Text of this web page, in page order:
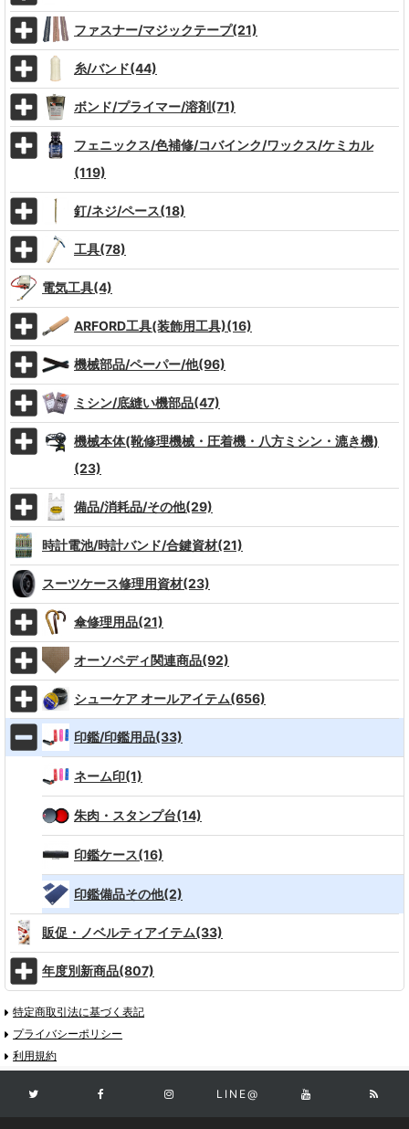
ファスナー/マジックテープ(21)
糸/バンド(44)
ボンド/プライマー/溶剤(71)
フェニックス/色補修/コバインク/ワックス/ケミカル
(119)
釘/ネジ/ペース(18)
工具(78)
電気工具(4)
ARFORD工具(装飾用工具)(16)
機械部品/ペーパー/他(96)
ミシン/底縫い機部品(47)
機械本体(靴修理機械・圧着機・八方ミシン・漉き機)
(23)
備品/消耗品/その他(29)
時計電池/時計バンド/合鍵資材(21)
スーツケース修理用資材(23)
傘修理用品(21)
オーソペディ関連商品(92)
シューケア オールアイテム(656)
印鑑/印鑑用品(33)
ネーム印(1)
朱肉・スタンプ台(14)
印鑑ケース(16)
印鑑備品その他(2)
販促・ノベルティアイテム(33)
年度別新商品(807)
特定商取引法に基づく表記
プライバシーポリシー
利用規約
LINE@